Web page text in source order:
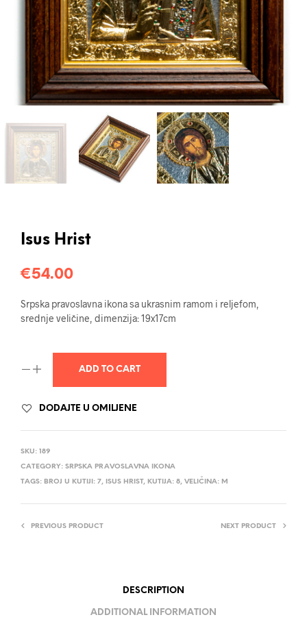
Isus Hrist
€54.00
Srpska pravoslavna ikona sa ukrasnim ramom i reljefom,
srednje veličine, dimenzija: 19x17cm
ADD TO CART
DODAJTE U OMILJENE
SKU: 189
CATEGORY: SRPSKA PRAVOSLAVNA IKONA
TAGS: BROJ U KUTIJI: 7, ISUS HRIST, KUTIJA: 8, VELIČINA: M
PREVIOUS PRODUCT NEXT PRODUCT
DESCRIPTION
ADDITIONAL INFORMATION